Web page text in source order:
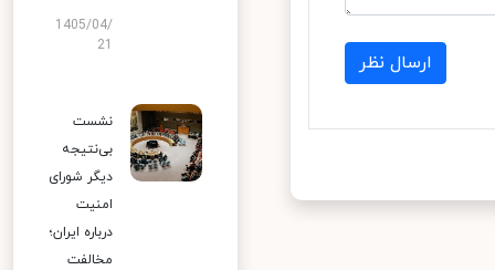
ارسال نظر
1405/04/
نشست
بی‌نتیجه
دیگر شورای
امنیت
درباره ایران؛
مخالفت